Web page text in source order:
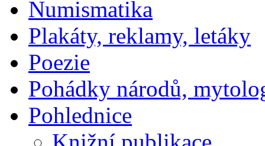
Numismatika
Plakáty, reklamy, letáky
Poezie
Pohádky národů,
Pohlednice